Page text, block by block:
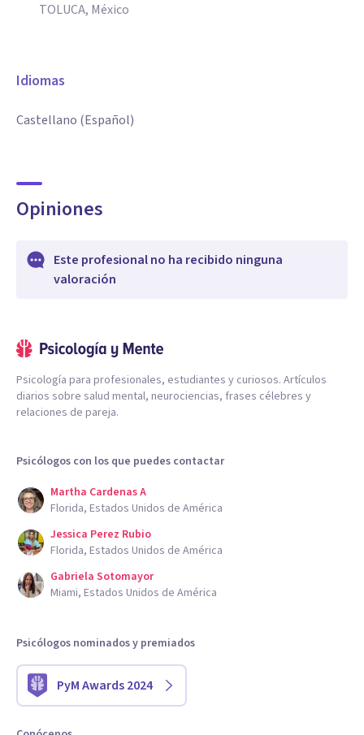
TOLUCA, México
Idiomas
Castellano (Español)
Opiniones
Este profesional no ha recibido ninguna
valoración
Psicología para profesionales, estudiantes y curiosos. Artículos
diarios sobre salud mental, neurociencias, frases célebres y
relaciones de pareja.
Psicólogos con los que puedes contactar
Martha Cardenas A
Florida, Estados Unidos de América
Jessica Perez Rubio
Florida, Estados Unidos de América
Gabriela Sotomayor
Miami, Estados Unidos de América
Psicólogos nominados y premiados
PyM Awards 2024